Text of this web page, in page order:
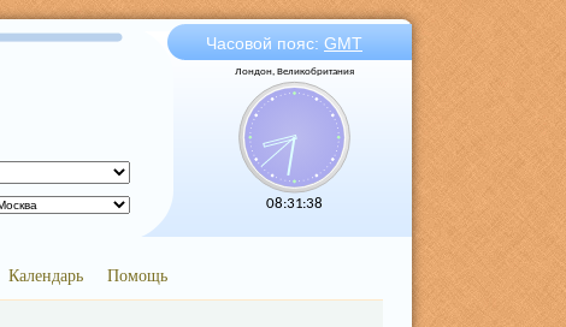
Часовой пояс: GMT
Лондон, Великобритания
08:31:38
Календарь Помощь